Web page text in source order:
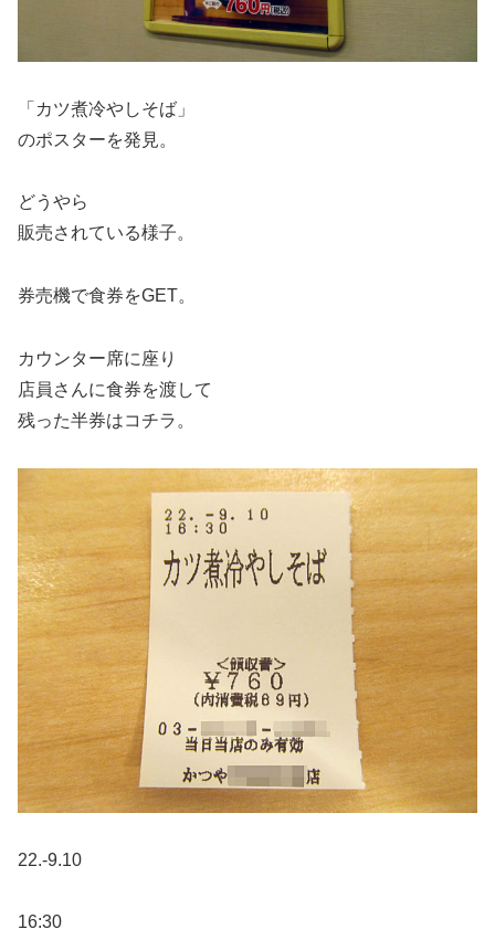
「カツ煮冷やしそば」
のポスターを発見。
どうやら
販売されている様子。
券売機で食券をGET。
カウンター席に座り
店員さんに食券を渡して
残った半券はコチラ。
22.-9.10
16:30